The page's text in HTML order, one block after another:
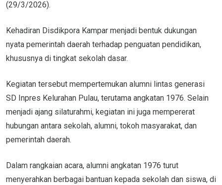
(29/3/2026).
Kehadiran Disdikpora Kampar menjadi bentuk dukungan
nyata pemerintah daerah terhadap penguatan pendidikan,
khususnya di tingkat sekolah dasar.
Kegiatan tersebut mempertemukan alumni lintas generasi
SD Inpres Kelurahan Pulau, terutama angkatan 1976. Selain
menjadi ajang silaturahmi, kegiatan ini juga mempererat
hubungan antara sekolah, alumni, tokoh masyarakat, dan
pemerintah daerah.
Dalam rangkaian acara, alumni angkatan 1976 turut
menyerahkan berbagai bantuan kepada sekolah dan siswa, di